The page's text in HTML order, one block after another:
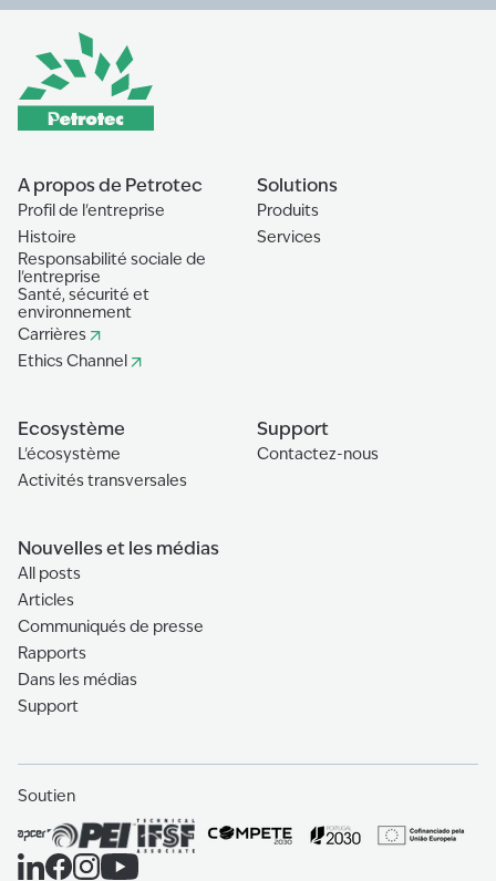
A propos de Petrotec
Profil de l'entreprise
Histoire
Responsabilité sociale de
l'entreprise
Santé, sécurité et
environnement
Carrières
Ethics Channel
Solutions
Produits
Services
Ecosystème
L'écosystème
Activités transversales
Support
Contactez-nous
Nouvelles et les médias
All posts
Articles
Communiqués de presse
Rapports
Dans les médias
Support
Soutien